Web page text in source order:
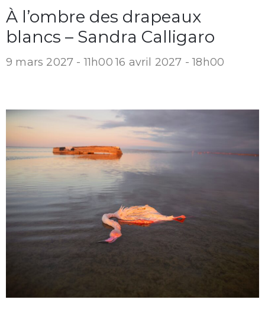
À l’ombre des drapeaux
blancs – Sandra Calligaro
9 mars 2027 - 11h00 16 avril 2027 - 18h00